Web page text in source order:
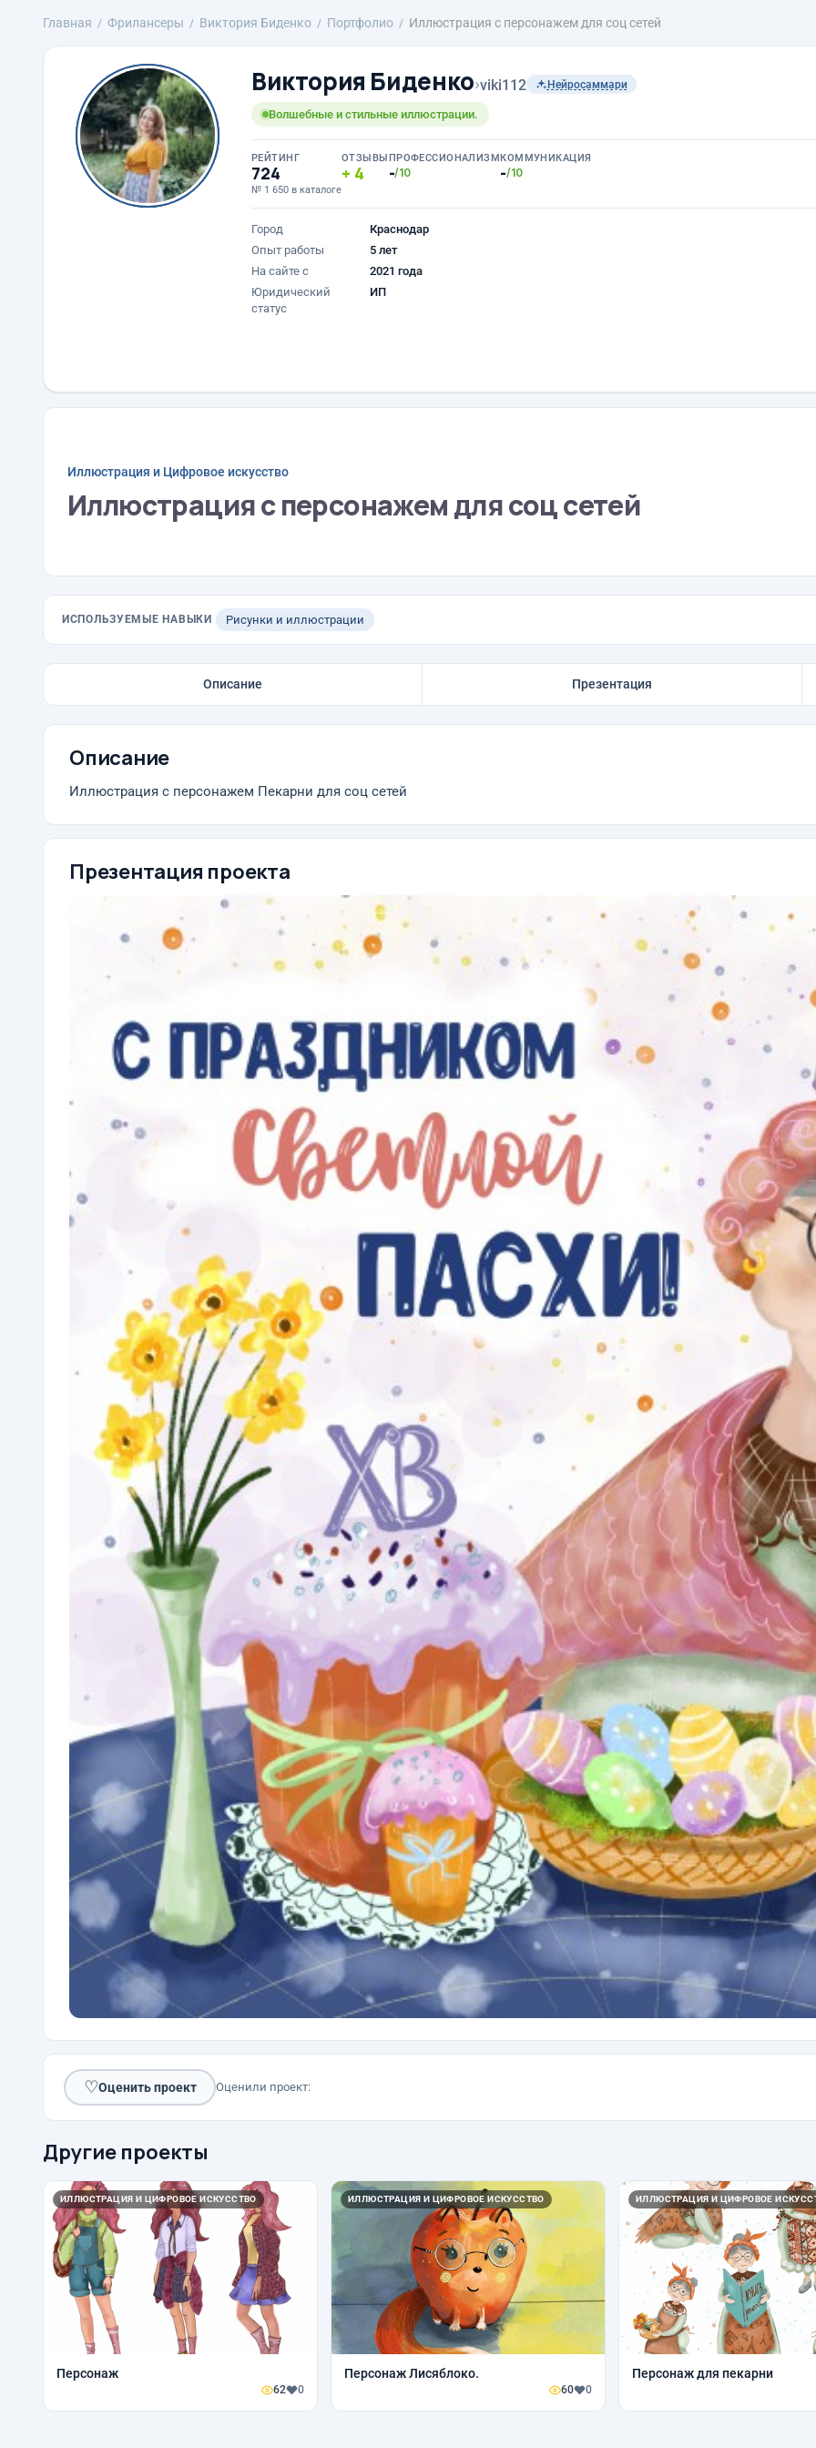
Главная Фрилансеры Виктория Биденко Портфолио Иллюстрация с персонажем для соц сетей
Виктория Биденко›viki112 Нейросаммари
Волшебные и стильные иллюстрации.
РЕЙТИНГ
724
№ 1 650 в каталоге
ОТЗЫВЫ
4
ПРОФЕССИОНАЛИЗМ
-/10
КОММУНИКАЦИЯ
-/10
Город
Краснодар
Опыт работы
5 лет
На сайте с
2021 года
Юридический
статус
ИП
Иллюстрация и Цифровое искусство
Иллюстрация с персонажем для соц сетей
ИСПОЛЬЗУЕМЫЕ НАВЫКИ Рисунки и иллюстрации
Описание Презентация
Описание
Иллюстрация с персонажем Пекарни для соц сетей
Презентация проекта
♡Оценить проект Оценили проект:
Другие проекты
ИЛЛЮСТРАЦИЯ И ЦИФРОВОЕ ИСКУССТВО
Персонаж
62 0
ИЛЛЮСТРАЦИЯ И ЦИФРОВОЕ ИСКУССТВО
Персонаж Лисяблоко.
60 0
ИЛЛЮСТРАЦИЯ И ЦИФРОВОЕ
Персонаж для пекарни